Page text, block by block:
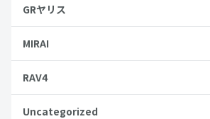
GRヤリス
MIRAI
RAV4
Uncategorized